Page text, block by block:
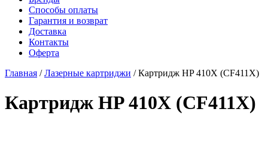
Способы оплаты
Гарантия и возврат
Доставка
Контакты
Оферта
Главная /Лазерные картриджи / Картридж HP 410X (CF411X)
Картридж HP 410X (CF411X)